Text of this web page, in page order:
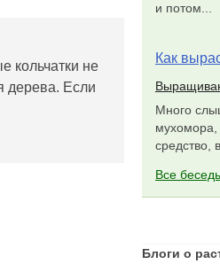
кольчатки не
дерева. Если
и потом...
Как
Много
мухомора,
средство,
Все
Блоги о